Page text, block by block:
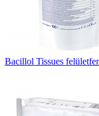
Bacillol Tissues